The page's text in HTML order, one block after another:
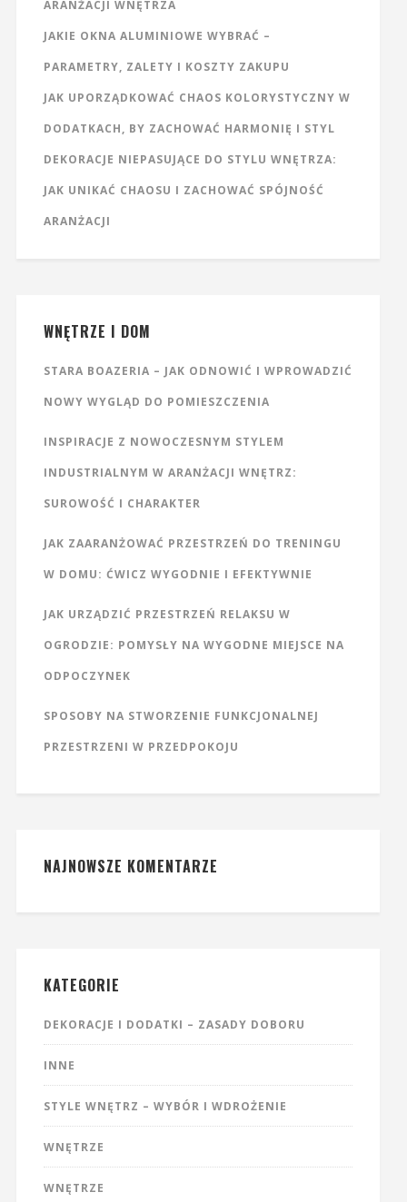
ARANŻACJI WNĘTRZA
JAKIE OKNA ALUMINIOWE WYBRAĆ –
PARAMETRY, ZALETY I KOSZTY ZAKUPU
JAK UPORZĄDKOWAĆ CHAOS KOLORYSTYCZNY W
DODATKACH, BY ZACHOWAĆ HARMONIĘ I STYL
DEKORACJE NIEPASUJĄCE DO STYLU WNĘTRZA:
JAK UNIKAĆ CHAOSU I ZACHOWAĆ SPÓJNOŚĆ
ARANŻACJI
WNĘTRZE I DOM
STARA BOAZERIA – JAK ODNOWIĆ I WPROWADZIĆ
NOWY WYGLĄD DO POMIESZCZENIA
INSPIRACJE Z NOWOCZESNYM STYLEM
INDUSTRIALNYM W ARANŻACJI WNĘTRZ:
SUROWOŚĆ I CHARAKTER
JAK ZAARANŻOWAĆ PRZESTRZEŃ DO TRENINGU
W DOMU: ĆWICZ WYGODNIE I EFEKTYWNIE
JAK URZĄDZIĆ PRZESTRZEŃ RELAKSU W
OGRODZIE: POMYSŁY NA WYGODNE MIEJSCE NA
ODPOCZYNEK
SPOSOBY NA STWORZENIE FUNKCJONALNEJ
PRZESTRZENI W PRZEDPOKOJU
NAJNOWSZE KOMENTARZE
KATEGORIE
DEKORACJE I DODATKI – ZASADY DOBORU
INNE
STYLE WNĘTRZ – WYBÓR I WDROŻENIE
WNĘTRZE
WNĘTRZE